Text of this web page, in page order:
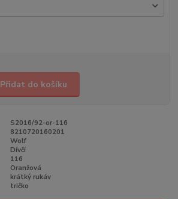
Přidat do košíku
S2016/92-or-116
8210720160201
Wolf
Dívčí
116
Oranžová
krátký rukáv
tričko